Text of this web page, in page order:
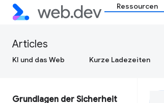
Ressourcen
Articles
KI und das Web Kurze Ladezeiten
Grundlagen der Sicherheit